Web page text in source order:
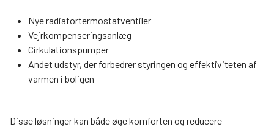
Nye radiatortermostatventiler
Vejrkompenseringsanlæg
Cirkulationspumper
Andet udstyr, der forbedrer styringen og effektiviteten af
varmen i boligen
Disse løsninger kan både øge komforten og reducere